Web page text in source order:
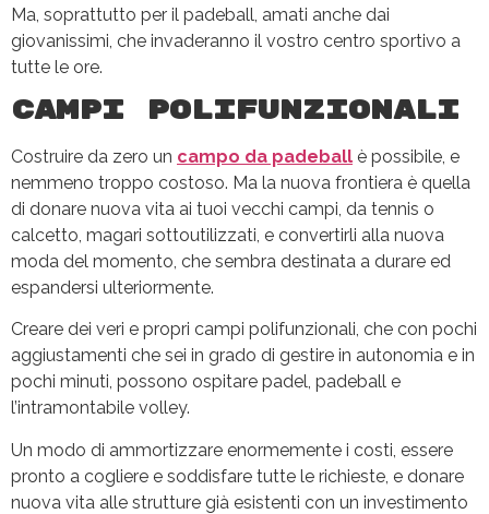
Ma, soprattutto per il padeball, amati anche dai
giovanissimi, che invaderanno il vostro centro sportivo a
tutte le ore.
Campi polifunzionali
Costruire da zero un campo da padeball è possibile, e
nemmeno troppo costoso. Ma la nuova frontiera è quella
di donare nuova vita ai tuoi vecchi campi, da tennis o
calcetto, magari sottoutilizzati, e convertirli alla nuova
moda del momento, che sembra destinata a durare ed
espandersi ulteriormente.
Creare dei veri e propri campi polifunzionali, che con pochi
aggiustamenti che sei in grado di gestire in autonomia e in
pochi minuti, possono ospitare padel, padeball e
l’intramontabile volley.
Un modo di ammortizzare enormemente i costi, essere
pronto a cogliere e soddisfare tutte le richieste, e donare
nuova vita alle strutture già esistenti con un investimento